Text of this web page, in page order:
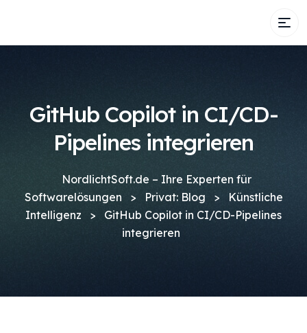
GitHub Copilot in CI/CD-
Pipelines integrieren
NordlichtSoft.de – Ihre Experten für
Softwarelösungen
> Privat: Blog >
Künstliche
Intelligenz
>
GitHub Copilot in CI/CD-Pipelines
integrieren